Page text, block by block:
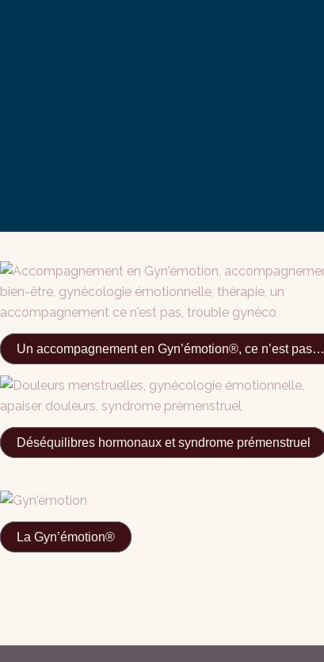
Un accompagnement en Gyn’émotion®, ce n’est pas…
Déséquilibres hormonaux et syndrome prémenstruel
La Gyn’émotion®